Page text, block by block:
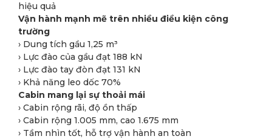
hiệu quả
Vận hành mạnh mẽ trên nhiều điều kiện công
trường
› Dung tích gầu 1,25 m³
› Lực đào của gầu đạt 188 kN
› Lực đào tay đòn đạt 131 kN
› Khả năng leo dốc 70%
Cabin mang lại sự thoải mái
› Cabin rộng rãi, độ ồn thấp
› Cabin rộng 1.005 mm, cao 1.675 mm
› Tầm nhìn tốt, hỗ trợ vận hành an toàn